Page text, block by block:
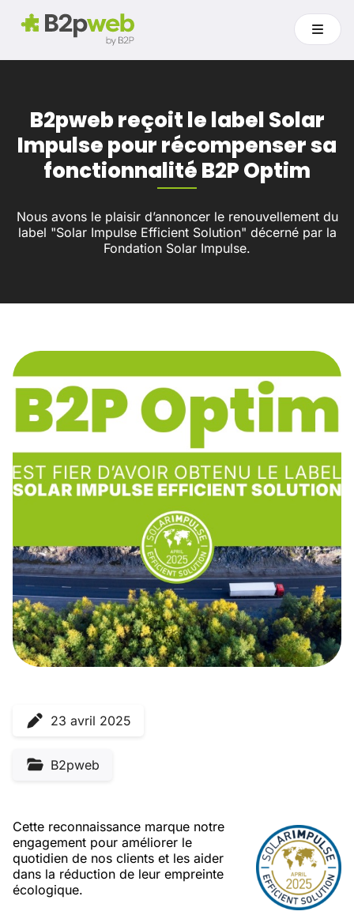
B2pweb reçoit le label Solar
Impulse pour récompenser sa
fonctionnalité B2P Optim
Nous avons le plaisir d’annoncer le renouvellement du
label "Solar Impulse Efficient Solution" décerné par la
Fondation Solar Impulse.
23 avril 2025
B2pweb
Cette reconnaissance marque notre
engagement pour améliorer le
quotidien de nos clients et les aider
dans la réduction de leur empreinte
écologique.